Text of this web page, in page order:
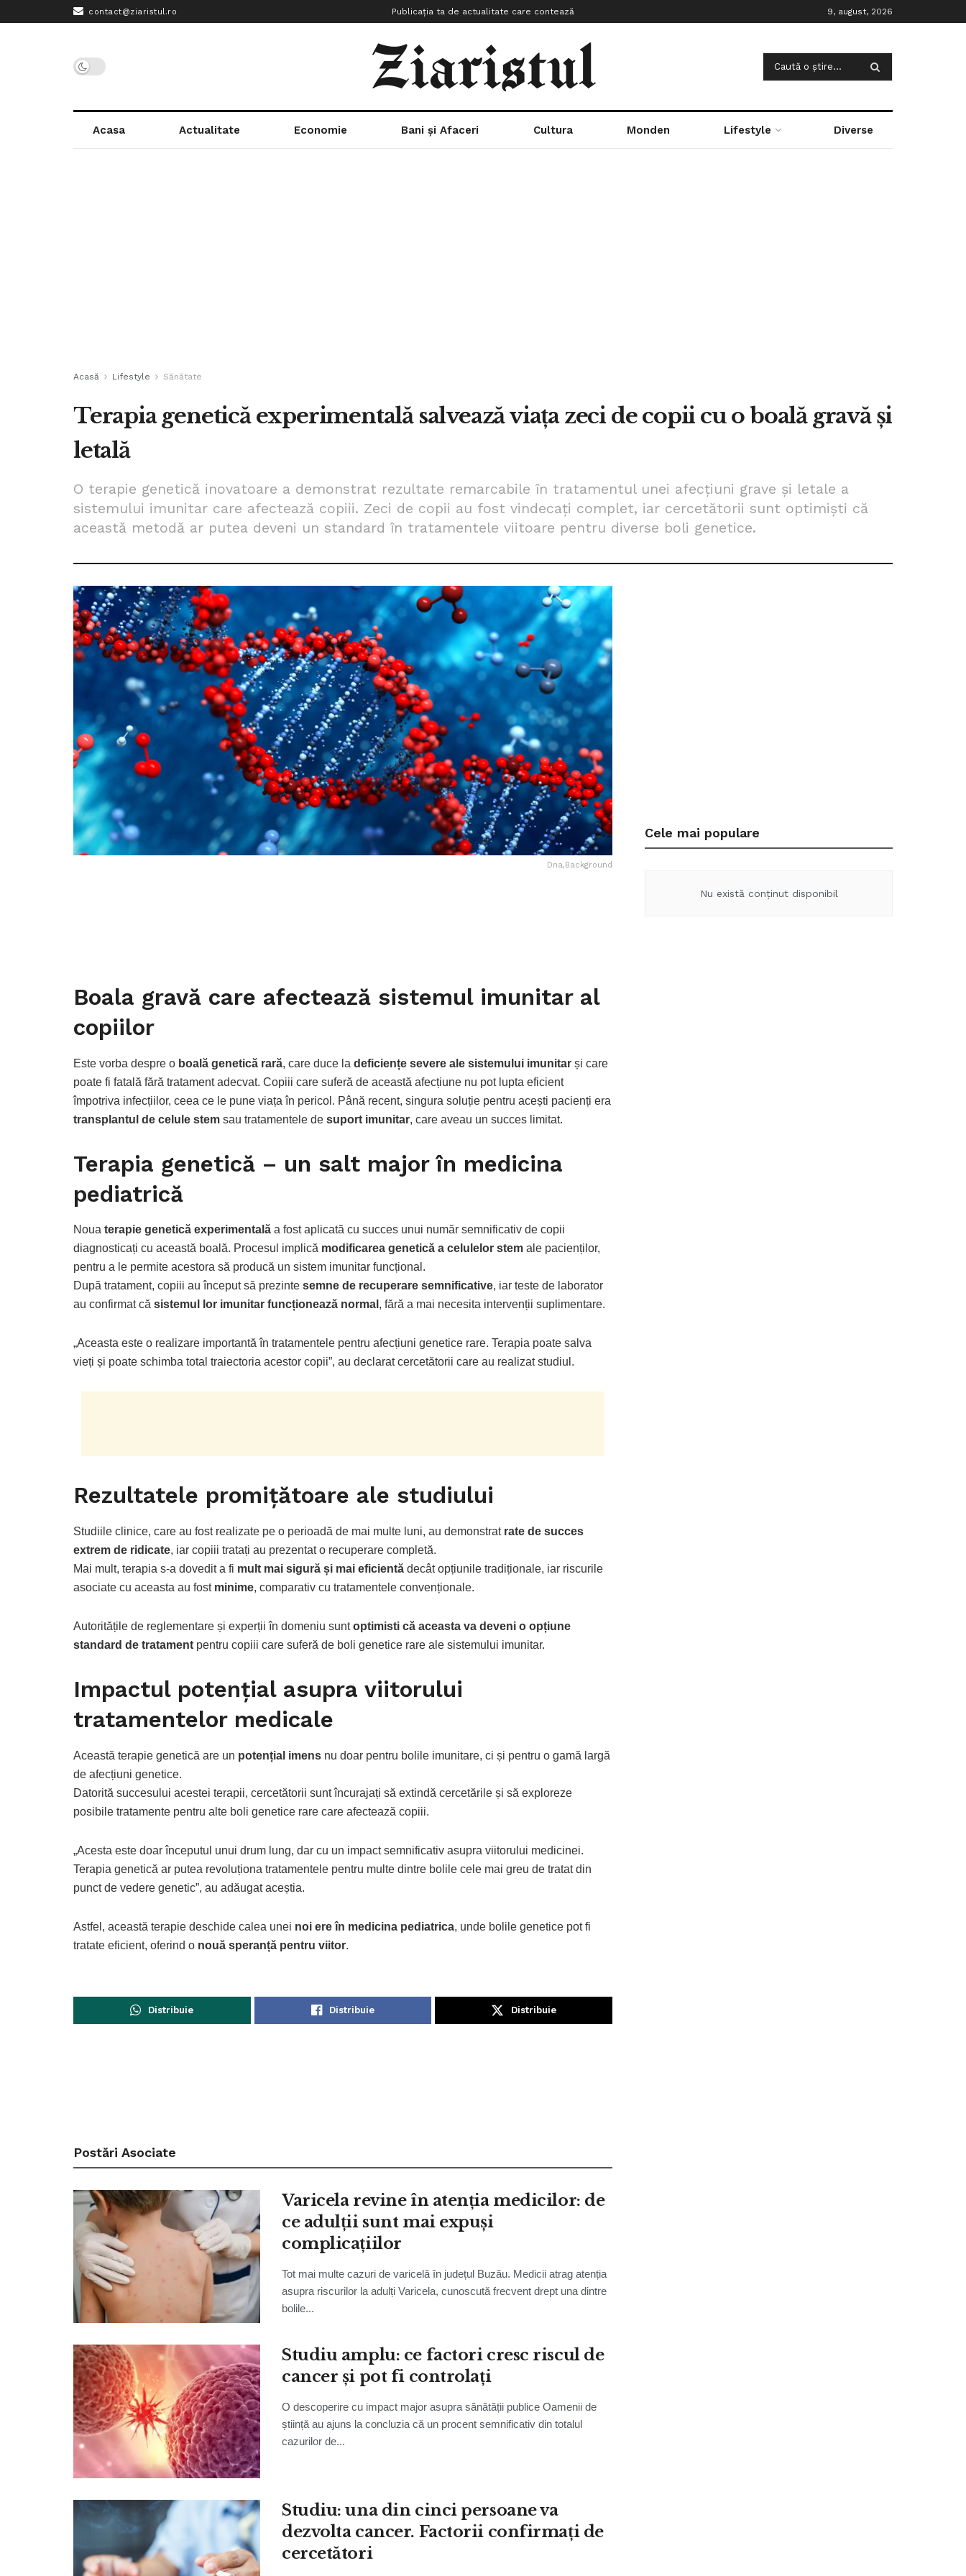
contact@ziaristul.ro Publicația ta de actualitate care contează 9, august, 2026
Acasa Actualitate Economie Bani și Afaceri Cultura Monden Lifestyle Diverse
Acasă Lifestyle Sănătate
Terapia genetică experimentală salvează viața zeci de copii cu o boală gravă și
letală
O terapie genetică inovatoare a demonstrat rezultate remarcabile în tratamentul unei afecțiuni grave și letale a
sistemului imunitar care afectează copiii. Zeci de copii au fost vindecați complet, iar cercetătorii sunt optimiști că
această metodă ar putea deveni un standard în tratamentele viitoare pentru diverse boli genetice.
Dna,Background
Boala gravă care afectează sistemul imunitar al
copiilor
Este vorba despre o boală genetică rară, care duce la deficiențe severe ale sistemului imunitar și care
poate fi fatală fără tratament adecvat. Copiii care suferă de această afecțiune nu pot lupta eficient
împotriva infecțiilor, ceea ce le pune viața în pericol. Până recent, singura soluție pentru acești pacienți era
transplantul de celule stem sau tratamentele de suport imunitar, care aveau un succes limitat.
Terapia genetică – un salt major în medicina
pediatrică
Noua terapie genetică experimentală a fost aplicată cu succes unui număr semnificativ de copii
diagnosticați cu această boală. Procesul implică modificarea genetică a celulelor stem ale pacienților,
pentru a le permite acestora să producă un sistem imunitar funcțional.
După tratament, copiii au început să prezinte semne de recuperare semnificative, iar teste de laborator
au confirmat că sistemul lor imunitar funcționează normal , fără a mai necesita intervenții suplimentare.
„Aceasta este o realizare importantă în tratamentele pentru afecțiuni genetice rare. Terapia poate salva
vieți și poate schimba total traiectoria acestor copii”, au declarat cercetătorii care au realizat studiul.
Rezultatele promițătoare ale studiului
Studiile clinice, care au fost realizate pe o perioadă de mai multe luni, au demonstrat rate de succes
extrem de ridicate, iar copiii tratați au prezentat o recuperare completă.
Mai mult, terapia s-a dovedit a fi mult mai sigură și mai eficientă decât opțiunile tradiționale, iar riscurile
asociate cu aceasta au fost minime, comparativ cu tratamentele convenționale.
Autoritățile de reglementare și experții în domeniu suntoptimisti că aceasta va deveni o opțiune
standard de tratament pentru copiii care suferă de boli genetice rare ale sistemului imunitar.
Impactul potențial asupra viitorului
tratamentelor medicale
Această terapie genetică are un potențial imens nu doar pentru bolile imunitare, ci și pentru o gamă largă
de afecțiuni genetice.
Datorită succesului acestei terapii, cercetătorii sunt încurajați să extindă cercetările și să exploreze
posibile tratamente pentru alte boli genetice rare care afectează copiii.
„Acesta este doar începutul unui drum lung, dar cu un impact semnificativ asupra viitorului medicinei.
Terapia genetică ar putea revoluționa tratamentele pentru multe dintre bolile cele mai greu de tratat din
punct de vedere genetic”, au adăugat aceștia.
Astfel, această terapie deschide calea unei noi ere în medicina pediatrica, unde bolile genetice pot fi
tratate eficient, oferind o nouă speranță pentru viitor.
Distribuie Distribuie Distribuie
Postări Asociate
Varicela revine în atenția medicilor: de
ce adulții sunt mai expuși
complicațiilor
Tot mai multe cazuri de varicelă în județul Buzău. Medicii atrag atenția
asupra riscurilor la adulți Varicela, cunoscută frecvent drept una dintre
bolile...
Studiu amplu: ce factori cresc riscul de
cancer și pot fi controlați
O descoperire cu impact major asupra sănătății publice Oamenii de
știință au ajuns la concluzia că un procent semnificativ din totalul
cazurilor de...
Studiu: una din cinci persoane va
dezvolta cancer. Factorii confirmați de
cercetători
Cele mai populare
Nu există conținut disponibil